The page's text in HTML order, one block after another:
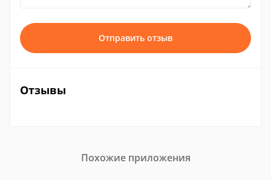
Отправить отзыв
Отзывы
Похожие приложения